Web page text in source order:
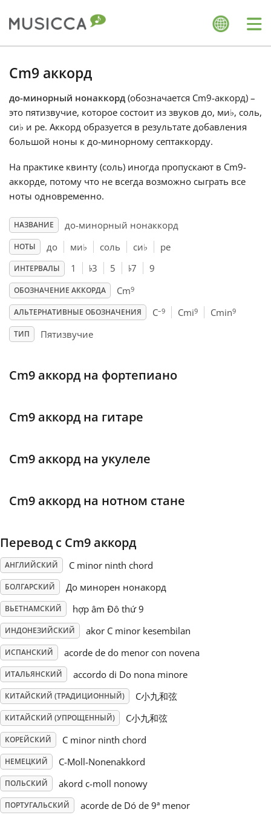
Български
Dansk
Deutsch
English
Français
한국어
हिन्दी
Русский
Svenska
Tiếng Việt
Türkçe
Українська
简体中文
繁體中文
Cm9 аккорд
до-минорный нонаккорд (обозначается Cm9-аккорд) –
это пятизвучие, которое состоит из звуков до, ми♭, соль,
си♭ и ре. Аккорд образуется в результате добавления
большой ноны к до-минорному септаккорду.
На практике квинту (соль) иногда пропускают в Cm9-
аккорде, потому что не всегда возможно сыграть все
ноты одновременно.
НАЗВАНИЕ до-минорный нонаккорд
НОТЫ до ми♭ соль си♭ ре
ИНТЕРВАЛЫ 1 ♭3 5 ♭7 9
ОБОЗНАЧЕНИЕ АККОРДА Cm9
АЛЬТЕРНАТИВНЫЕ ОБОЗНАЧЕНИЯ C–9 Cmi9 Cmin9
ТИП Пятизвучие
Cm9 аккорд на фортепиано
Cm9 аккорд на гитаре
Cm9 аккорд на укулеле
Cm9 аккорд на нотном стане
Перевод с Cm9 аккорд
АНГЛИЙСКИЙ C minor ninth chord
БОЛГАРСКИЙ До минорен нонакорд
ВЬЕТНАМСКИЙ hợp âm Đô thứ 9
ИНДОНЕЗИЙСКИЙ akor C minor kesembilan
ИСПАНСКИЙ acorde de do menor con novena
ИТАЛЬЯНСКИЙ accordo di Do nona minore
КИТАЙСКИЙ (ТРАДИЦИОННЫЙ) C小九和弦
КИТАЙСКИЙ (УПРОЩЕННЫЙ) C小九和弦
КОРЕЙСКИЙ C minor ninth chord
НЕМЕЦКИЙ C-Moll-Nonenakkord
ПОЛЬСКИЙ akord c-moll nonowy
ПОРТУГАЛЬСКИЙ acorde de Dó de 9ª menor